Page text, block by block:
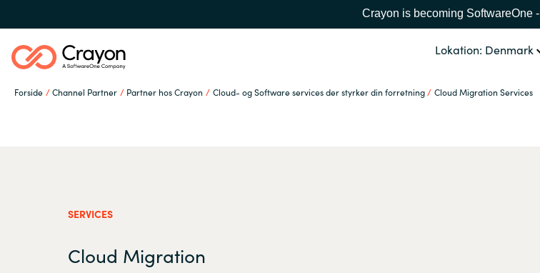
Crayon is becoming SoftwareOne -
Lokation: Denmark
Forside Channel Partner Partner hos Crayon Cloud- og Software services der styrker din forretning Cloud Migration Services
SERVICES
Cloud Migration